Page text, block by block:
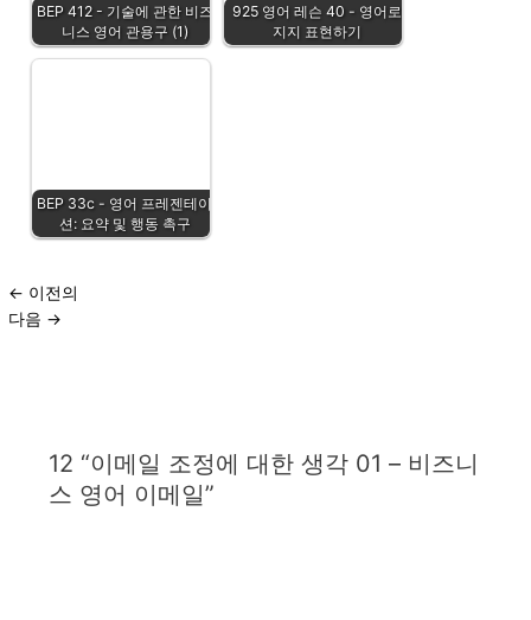
BEP 412 - 기술에 관한 비즈
니스 영어 관용구 (1)
925 영어 레슨 40 - 영어로
지지 표현하기
BEP 33c - 영어 프레젠테이
션: 요약 및 행동 촉구
← 이전의
다음 →
12 “이메일 조정에 대한 생각 01 – 비즈니
스 영어 이메일”